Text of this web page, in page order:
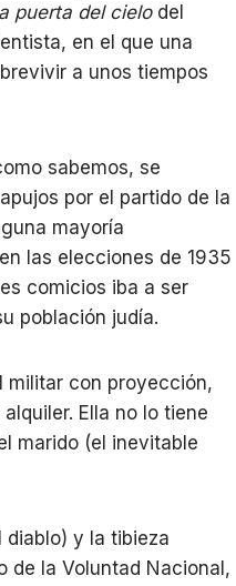
puerta del cielodel
en el que una
a unos tiempos
sabemos, se
por el partido de la
mayoría
las elecciones de 1935
comicios iba a ser
población judía.
militar con proyección,
Ella no lo tiene
marido (el inevitable
diablo) y la tibieza
de la Voluntad Nacional,